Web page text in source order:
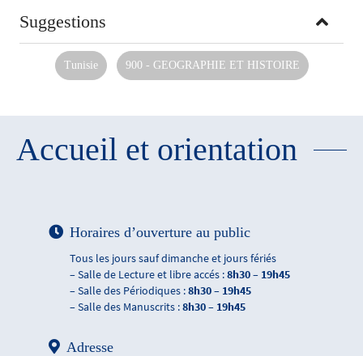
Suggestions
Tunisie 900 - GEOGRAPHIE ET HISTOIRE
Accueil et orientation
Horaires d’ouverture au public
Tous les jours sauf dimanche et jours fériés
– Salle de Lecture et libre accés :8h30 – 19h45
– Salle des Périodiques :8h30 – 19h45
– Salle des Manuscrits :8h30 – 19h45
Adresse